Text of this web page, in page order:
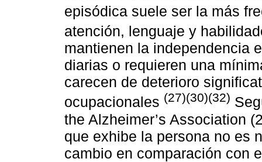
episódica suele ser la más
atención, lenguaje y
mantienen la independencia
diarias o requieren una
carecen de deterioro
ocupacionales (27)(30)(32)
the Alzheimer’s Association
que exhibe la persona no es
cambio en comparación con